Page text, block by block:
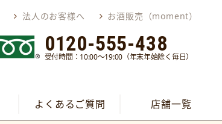
法人のお客様へ お酒販売（moment）
0120-555-438
受付時間：10:00～19:00（年末年始除く毎日）
よくあるご質問 店舗一覧